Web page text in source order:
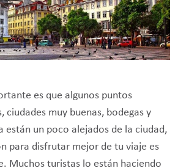
es que algunos puntos
ciudades muy buenas, bodegas y
están un poco alejados de la ciudad,
para disfrutar mejor de tu viaje es
Muchos turistas lo están haciendo